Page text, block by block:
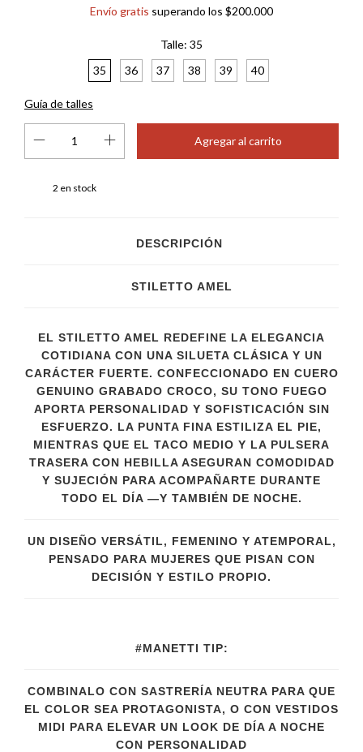
Envío gratis superando los $200.000
Talle: 35
35
36 37 38 39 40
Guía de talles
2 en stock
DESCRIPCIÓN
STILETTO AMEL
EL STILETTO AMEL REDEFINE LA ELEGANCIA
COTIDIANA CON UNA SILUETA CLÁSICA Y UN
CARÁCTER FUERTE. CONFECCIONADO EN CUERO
GENUINO GRABADO CROCO, SU TONO FUEGO
APORTA PERSONALIDAD Y SOFISTICACIÓN SIN
ESFUERZO. LA PUNTA FINA ESTILIZA EL PIE,
MIENTRAS QUE EL TACO MEDIO Y LA PULSERA
TRASERA CON HEBILLA ASEGURAN COMODIDAD
Y SUJECIÓN PARA ACOMPAÑARTE DURANTE
TODO EL DÍA —Y TAMBIÉN DE NOCHE.
UN DISEÑO VERSÁTIL, FEMENINO Y ATEMPORAL,
PENSADO PARA MUJERES QUE PISAN CON
DECISIÓN Y ESTILO PROPIO.
#MANETTI TIP:
COMBINALO CON SASTRERÍA NEUTRA PARA QUE
EL COLOR SEA PROTAGONISTA, O CON VESTIDOS
MIDI PARA ELEVAR UN LOOK DE DÍA A NOCHE
CON PERSONALIDAD